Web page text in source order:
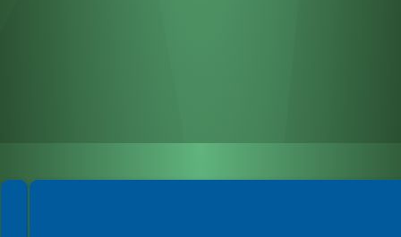
Spełniamy standardy WCAG 2.2
Spełniamy standardy W3C